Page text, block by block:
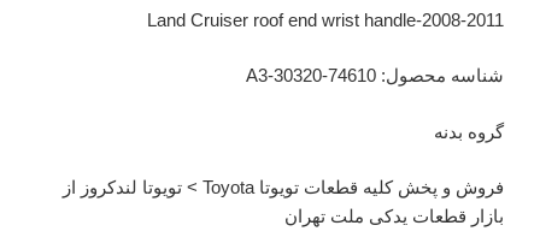
Land Cruiser roof end wrist handle-2008-2011
شناسه محصول: 74610-30320-A3
گروه بدنه
فروش و پخش کلیه قطعات تویوتا Toyota > تویوتا لندکروز از
بازار قطعات یدکی ملت تهران